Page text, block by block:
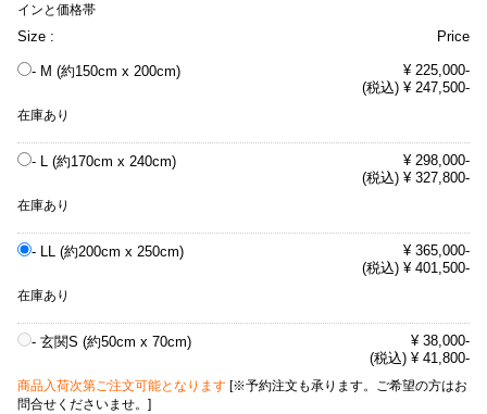
インと価格帯
Size : Price
- M (約150cm x 200cm)
¥ 225,000-
(税込) ¥ 247,500-
在庫あり
- L (約170cm x 240cm)
¥ 298,000-
(税込) ¥ 327,800-
在庫あり
- LL (約200cm x 250cm)
¥ 365,000-
(税込) ¥ 401,500-
在庫あり
- 玄関S (約50cm x 70cm)
¥ 38,000-
(税込) ¥ 41,800-
商品入荷次第ご注文可能となります [※予約注文も承ります。ご希望の方はお
問合せくださいませ。]